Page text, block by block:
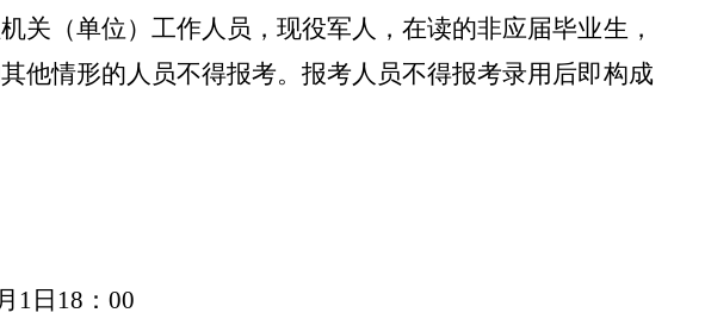
关（单位）工作人员，现役军人，在读的非应届毕业生，
他情形的人员不得报考。报考人员不得报考录用后即构成
1日18：00